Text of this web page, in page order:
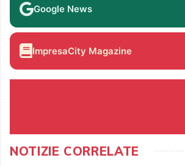
Google News
ImpresaCity Magazine
NOTIZIE CORRELATE